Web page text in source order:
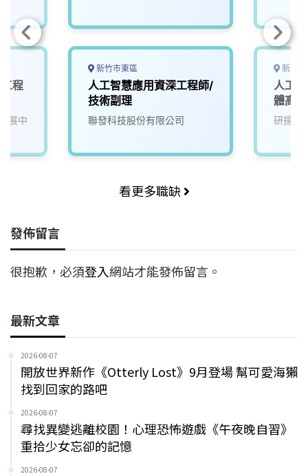
程
展中
新竹市東區
人工智慧應用資深工程師/
技術副理
聯發科技股份有限公司
新北
人工
體高
研揚科
看更多職缺
發佈留言
很抱歉，必須登入網站才能發佈留言。
最新文章
2026-08-07
開放世界新作《Otterly Lost》9月登場 幫可愛海獺
找到回家的路吧
2026-08-07
尋找異變逃離校園！心理恐怖遊戲《午夜晚自習》
重拾少女忘卻的記憶
2026-08-07